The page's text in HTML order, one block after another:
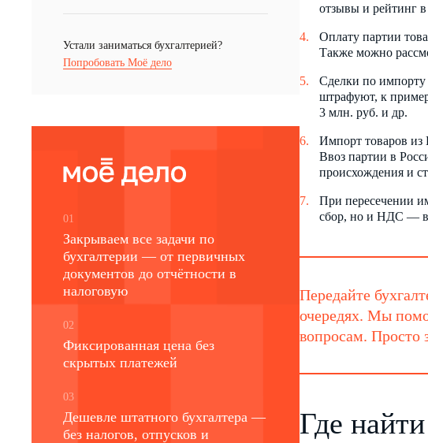
Устали заниматься бухгалтерией?
Попробовать Моё дело
01
Закрываем все задачи по
бухгалтерии — от первичных
документов до отчётности в
налоговую
02
Фиксированная цена без
скрытых платежей
03
Дешевле штатного бухгалтера —
без налогов, отпусков и
отзывы и рейтинг в
Оплату партии
Также можно
Сделки по импорту
штрафуют, к
3 млн. руб. и др.
Импорт товаров из
Ввоз партии в
происхождения и
При пересечении
сбор, но и НДС —
Передайте
очередях. Мы
вопросам. Просто
Где